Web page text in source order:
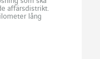
affärsdistrikt.
lång